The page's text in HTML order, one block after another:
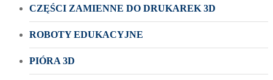
CZĘŚCI ZAMIENNE DO DRUKAREK 3D
ROBOTY EDUKACYJNE
PIÓRA 3D